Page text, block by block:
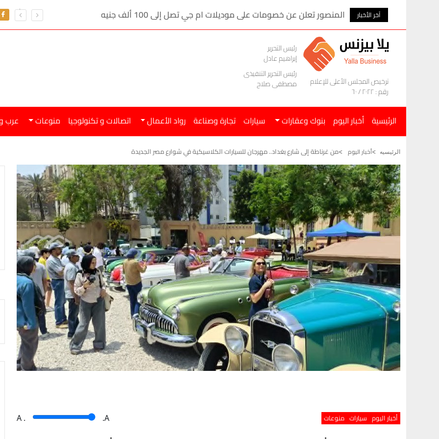
آخر الأخبار احتياطي النقد الأجنبي يرتفع 4.8 مليار دولار في 7 أشهر تعرف على سعر
ترخيص المجلس الأعلى للإعلام
رقم : ٢٠٢٢ / ٦٠
رئيس التحرير
إبراهيم عادل
رئيس التحرير التنفيذى
مصطفى صلاح
الرئيسية أخبار اليوم بنوك وعقارات سيارات تجارة وصناعة رواد الأعمال اتصالات و تكنولوجيا منوعات عرب
الرئيسيه أخبار اليوم من غرناطة إلى شارع بغداد.. مهرجان للسيارات الكلاسيكية في شوارع مصر الجديدة
أخبار اليوم سيارات منوعات A . .A